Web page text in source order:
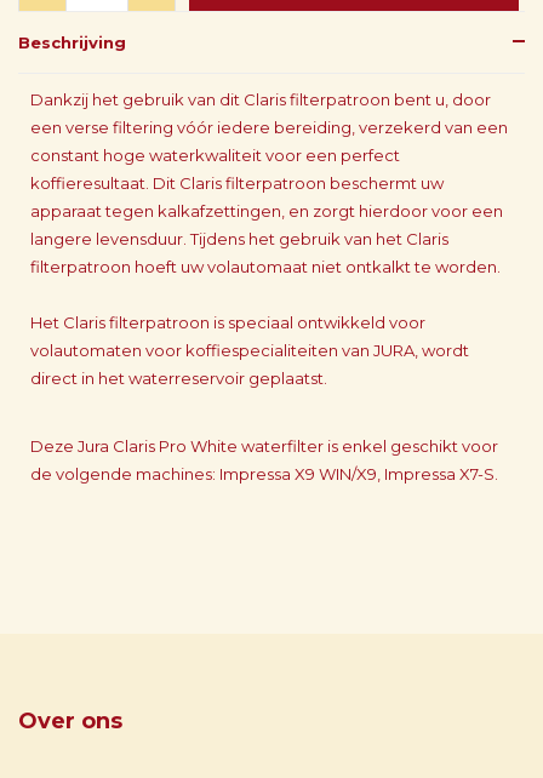
Beschrijving
Dankzij het gebruik van dit Claris filterpatroon bent u, door
een verse filtering vóór iedere bereiding, verzekerd van een
constant hoge waterkwaliteit voor een perfect
koffieresultaat. Dit Claris filterpatroon beschermt uw
apparaat tegen kalkafzettingen, en zorgt hierdoor voor een
langere levensduur. Tijdens het gebruik van het Claris
filterpatroon hoeft uw volautomaat niet ontkalkt te worden.
Het Claris filterpatroon is speciaal ontwikkeld voor
volautomaten voor koffiespecialiteiten van JURA, wordt
direct in het waterreservoir geplaatst.
Deze Jura Claris Pro White waterfilter is enkel geschikt voor
de volgende machines: Impressa X9 WIN/X9, Impressa X7-S.
Over ons